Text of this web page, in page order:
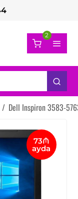
2
/ Dell Inspiron 3583-
73₼
ayda